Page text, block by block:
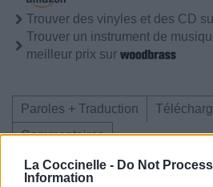
La Coccinelle - Do Not
Information
Trouver des vinyles et des CD
Trouver un instrument de
meilleur prix sur
Paroles + Traduction
Commentaires
Voir la vidéo de «I